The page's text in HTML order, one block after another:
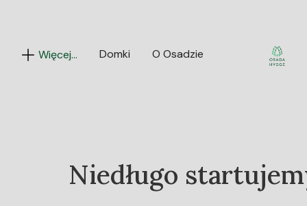
Więcej... Domki O Osadzie
Niedługo